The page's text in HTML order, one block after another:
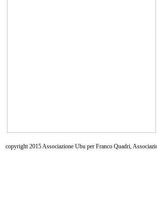
copyright 2015 Associazione Ubu per Franco Quadri,